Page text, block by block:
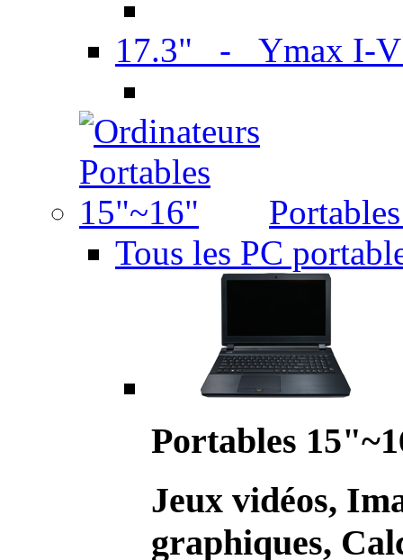
17.3" - Ymax I-
Tous les PC
Portables
Jeux vidéos,
graphiques,